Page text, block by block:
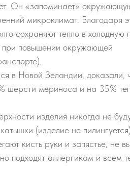
Он «запоминает»
микроклимат. Благодаря
сохраняют тепло в холодную
при повышении окружающей
в Новой Зеландии, доказали,
шерсти мериноса и на 35%
изделия никогда не
(изделие не пилингуется).
кисть руки и запястье, не
подходят аллергикам и всем